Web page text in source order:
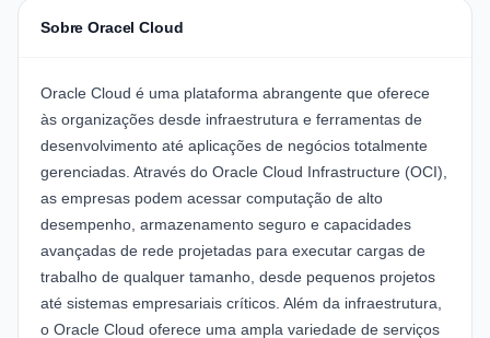
Sobre Oracel Cloud
Oracle Cloud é uma plataforma abrangente que oferece
às organizações desde infraestrutura e ferramentas de
desenvolvimento até aplicações de negócios totalmente
gerenciadas. Através do Oracle Cloud Infrastructure (OCI),
as empresas podem acessar computação de alto
desempenho, armazenamento seguro e capacidades
avançadas de rede projetadas para executar cargas de
trabalho de qualquer tamanho, desde pequenos projetos
até sistemas empresariais críticos. Além da infraestrutura,
o Oracle Cloud oferece uma ampla variedade de serviços